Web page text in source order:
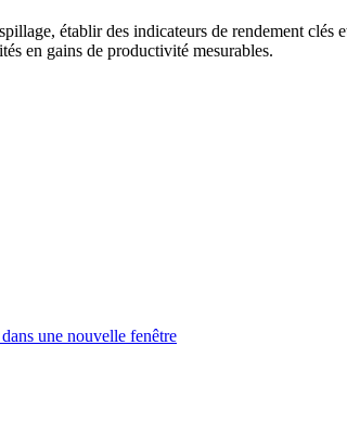
établir des indicateurs de rendement
en gains de productivité mesurables.
une nouvelle fenêtre